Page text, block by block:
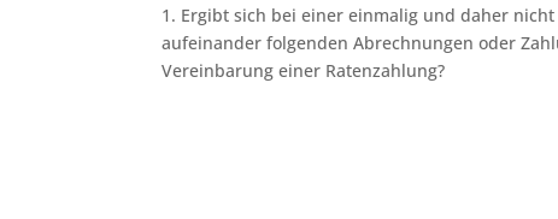
1. Ergibt sich bei einer einmalig und daher
aufeinander folgenden Abrechnungen oder
Vereinbarung einer Ratenzahlung?